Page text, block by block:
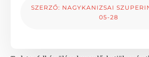
SZERZŐ: NAGYKANIZSAI
05-28